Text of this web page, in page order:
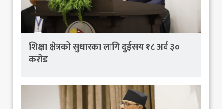
शिक्षा क्षेत्रको सुधारका लागि दुईसय १८ अर्व ३०
करोड